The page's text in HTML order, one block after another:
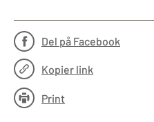
Del på Facebook
Kopier link
Print